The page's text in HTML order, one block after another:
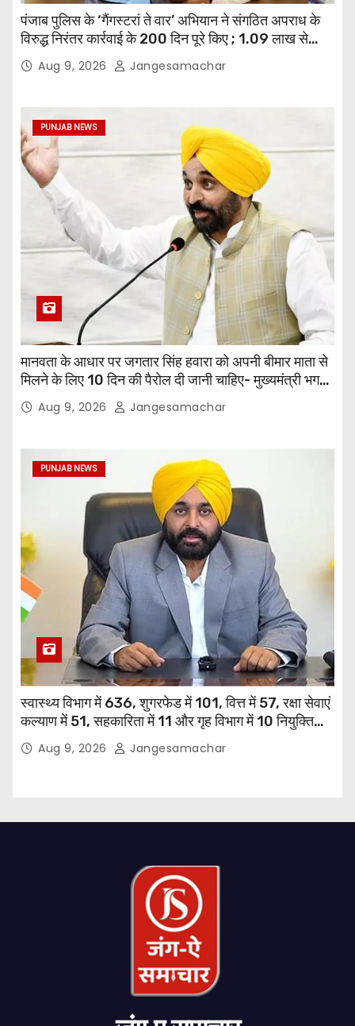
पंजाब पुलिस के ‘गैंगस्टरां ते वार’ अभियान ने संगठित अपराध के
विरुद्ध निरंतर कार्रवाई के 200 दिन पूरे किए ; 1.09 लाख से
अधिक छापेमारियाँ कीं, 1,532 घोषित अपराधी गिरफ़्तार किए
Aug 9, 2026 Jangesamachar
PUNJAB NEWS
मानवता के आधार पर जगतार सिंह हवारा को अपनी बीमार माता से
मिलने के लिए 10 दिन की पैरोल दी जानी चाहिए- मुख्यमंत्री भगवंत
सिंह मानAug 9, 2026 Jangesamachar
PUNJAB NEWS
स्वास्थ्य विभाग में 636, शुगरफेड में 101, वित्त में 57, रक्षा सेवाएं
कल्याण में 51, सहकारिता में 11 और गृह विभाग में 10 नियुक्तियां
हुईं: मुख्यमंत्री भगवंत सिंह मान
Aug 9, 2026 Jangesamachar